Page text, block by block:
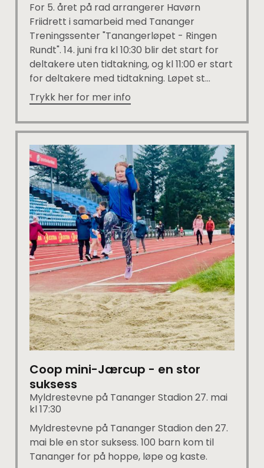
For 5. året på rad arrangerer Havørn
Friidrett i samarbeid med Tananger
Treningssenter "Tanangerløpet - Ringen
Rundt". 14. juni fra kl 10:30 blir det start for
deltakere uten tidtakning, og kl 11:00 er start
for deltakere med tidtakning. Løpet st...
Trykk her for mer info
Coop mini-Jærcup - en stor
suksess
Myldrestevne på Tananger Stadion 27. mai
kl 17:30
Myldrestevne på Tananger Stadion den 27.
mai ble en stor suksess. 100 barn kom til
Tananger for på hoppe, løpe og kaste.